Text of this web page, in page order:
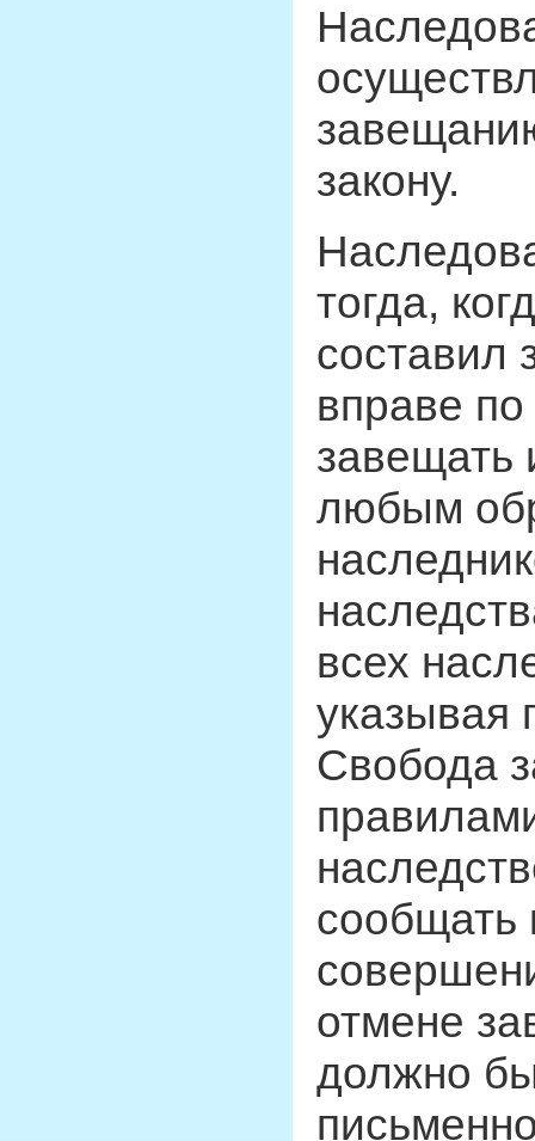
закону.
тогда,
составил
вправе
любым
всех
указывая
Свобода
сообщать
отмене
должно